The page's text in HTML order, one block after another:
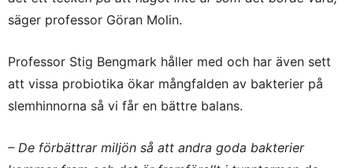
säger professor Göran Molin.
Professor Stig Bengmark håller med och har även sett
att vissa probiotika ökar mångfalden av bakterier på
slemhinnorna så vi får en bättre balans.
– De förbättrar miljön så att andra goda bakterier